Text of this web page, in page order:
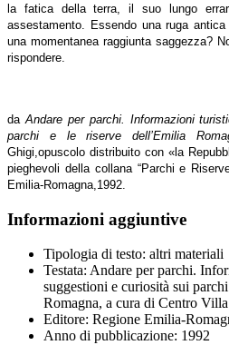
la fatica della terra, il suo lungo
assestamento. Essendo una ruga
una momentanea raggiunta saggezza?
rispondere.
da Andare per parchi. Informazioni
parchi e le riserve dell’Emilia
Ghigi,opuscolo distribuito con «la
pieghevoli della collana “Parchi e
Emilia-Romagna,1992.
Informazioni aggiuntive
Tipologia di testo: altri materiali
Testata: Andare per parchi.
suggestioni e curiosità sui
Romagna, a cura di Centro
Editore: Regione Emilia-
Anno di pubblicazione: 1992